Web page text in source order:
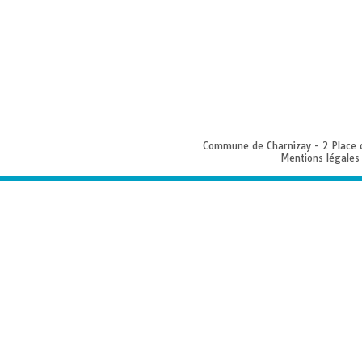
Commune de Charnizay - 2
Mentions légales